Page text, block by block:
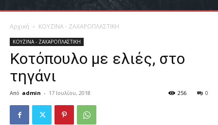
Αρχική ΚΟΥΖΙΝΑ - ΖΑΧΑΡΟΠΛΑΣΤΙΚΗ
ΚΟΥΖΙΝΑ - ΖΑΧΑΡΟΠΛΑΣΤΙΚΗ
Κοτόπουλο με ελιές, στο
τηγάνι
Από admin - 17 Ιουλίου, 2018 0
256